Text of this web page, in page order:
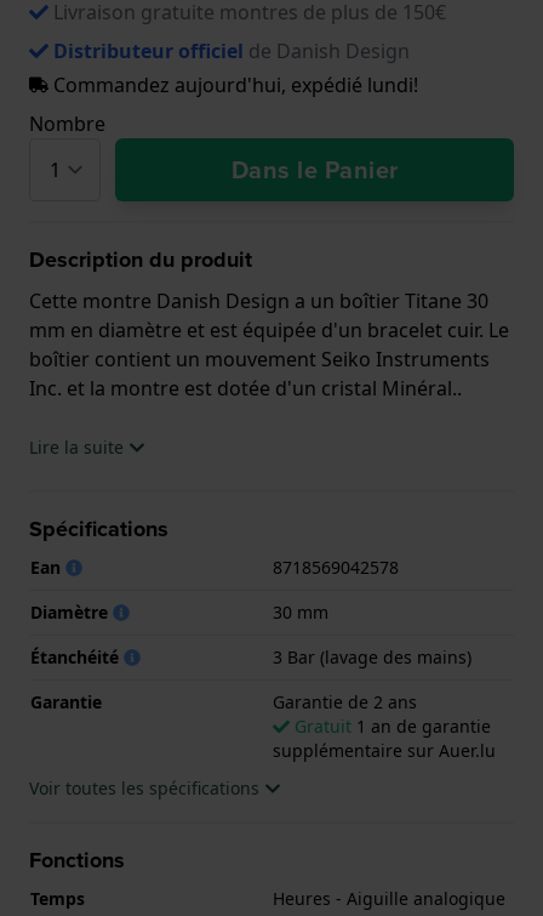
Livraison gratuite montres de plus de 150€
Distributeur officiel de Danish Design
Commandez aujourd'hui, expédié lundi!
Nombre
Dans le Panier
Description du produit
Cette montre Danish Design a un boîtier Titane 30
mm en diamètre et est équipée d'un bracelet cuir. Le
boîtier contient un mouvement Seiko Instruments
Inc. et la montre est dotée d'un cristal Minéral..
La montre est 3 ATM. Cela signifie que la montre est
.
Lire la suite
Spécifications
Ean
8718569042578
Diamètre
30 mm
Étanchéité
3 Bar (lavage des mains)
Garantie
Garantie de 2 ans
Gratuit 1 an de garantie
supplémentaire sur Auer.lu
Voir toutes les spécifications
Fonctions
Temps
Heures - Aiguille analogique